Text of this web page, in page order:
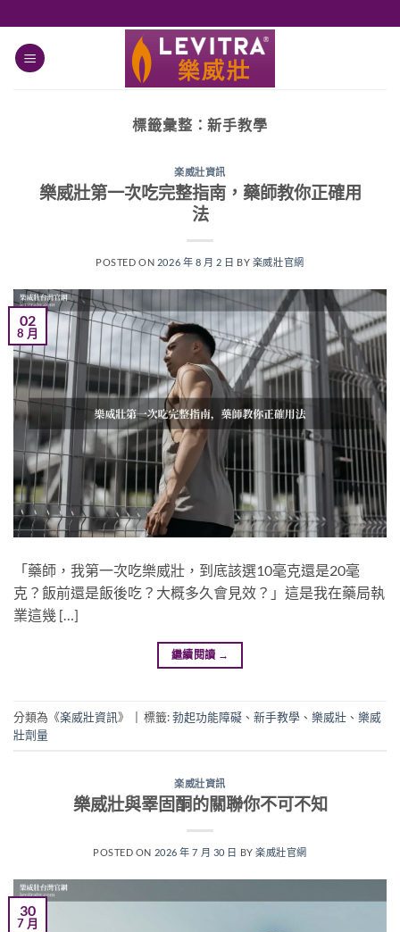
標籤彙整：新手教學
楽威壯資訊
樂威壯第一次吃完整指南，藥師教你正確用
法
POSTED ON 2026 年 8 月 2 日 BY 楽威壯官網
02
8 月
「藥師，我第一次吃樂威壯，到底該選10毫克還是20毫
克？飯前還是飯後吃？大概多久會見效？」這是我在藥局執
業這幾 […]
繼續閱讀 →
分類為《楽威壯資訊》 標籤:勃起功能障礙 、 新手教學 、 樂威壯 、 樂威
壯劑量
楽威壯資訊
樂威壯與睪固酮的關聯你不可不知
POSTED ON 2026 年 7 月 30 日 BY楽威壯官網
30
7 月